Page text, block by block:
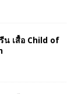
น เสื้อ Child of